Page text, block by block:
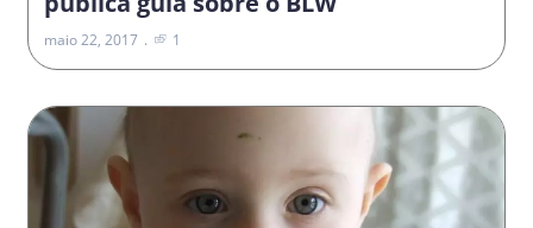
maio 22, 2017 1